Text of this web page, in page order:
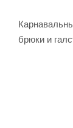
брюки и